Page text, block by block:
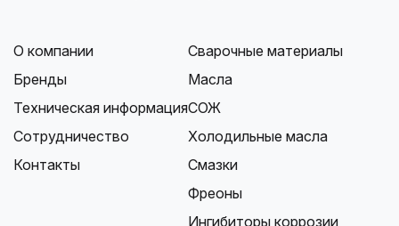
О компании
Бренды
Техническая информация
Сотрудничество
Контакты
Сварочные материалы
Масла
СОЖ
Холодильные масла
Смазки
Фреоны
Ингибиторы коррозии